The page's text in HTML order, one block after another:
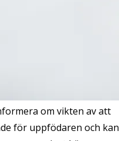
om vikten av att
för uppfödaren och kan